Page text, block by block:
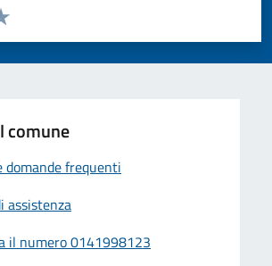
pagina
5 stelle su 5
4 stelle su 5
su 5
su 5
5
comune
domande frequenti
assistenza
il numero 0141998123